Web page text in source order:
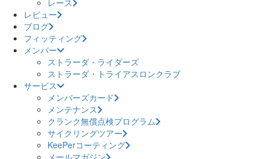
レース
レビュー
ブログ
フィッティング
メンバー
ストラーダ・ライダーズ
ストラーダ・トライアスロンクラブ
サービス
メンバーズカード
メンテナンス
クランク無償点検プログラム
サイクリングツアー
KeePerコーティング